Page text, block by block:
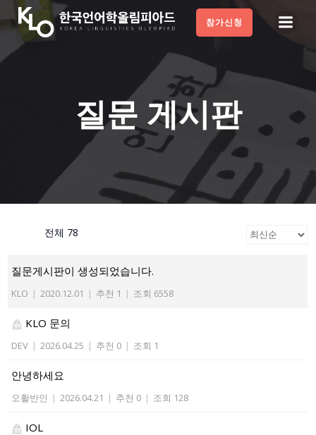
Skip
to
content
참가신청
질문 게시판
전체 78
질문게시판이 생성되었습니다.
KLO | 2020.12.01 | 추천 1 | 조회 6558
KLO 문의
DEV | 2026.04.25 | 추천 0 | 조회 1
안녕하세요
오활반인 | 2026.04.21 | 추천 0 | 조회 128
IOL